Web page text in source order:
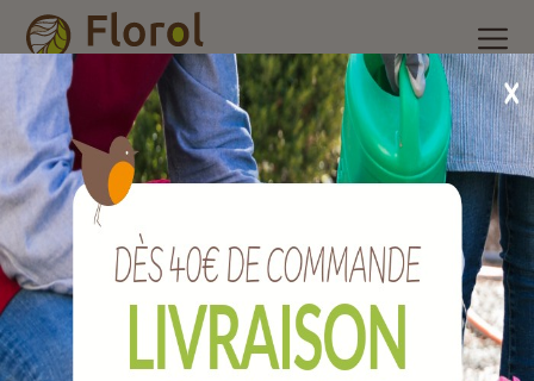
Accueil Nos produits /Quincaillerie/ Gâche à équerre pour
serrure à larder alsace entraxe 72 mm.